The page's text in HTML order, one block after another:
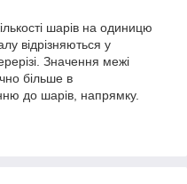
шарів на одиницю
відрізняються у
Значення межі
більше в
до шарів, напрямку.